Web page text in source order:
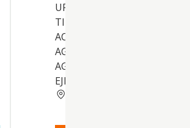
URBANAS, Y MOVIMIENTOS
TIERRAS.- EL, EJERCICIO DE
ACTIVIDADES GANADERAS Y
AGRICOLAS, INCLUSO LA
AGRICULTURA ECOLOGICA.
EJERCI